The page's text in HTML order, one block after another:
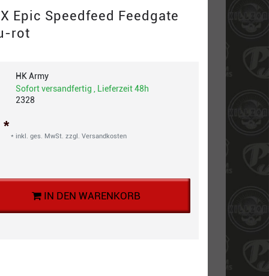
Epic Speedfeed Feedgate
rot
HK Army
Sofort versandfertig , Lieferzeit 48h
2328
*
* inkl. ges. MwSt. zzgl. Versandkosten
IN DEN WARENKORB